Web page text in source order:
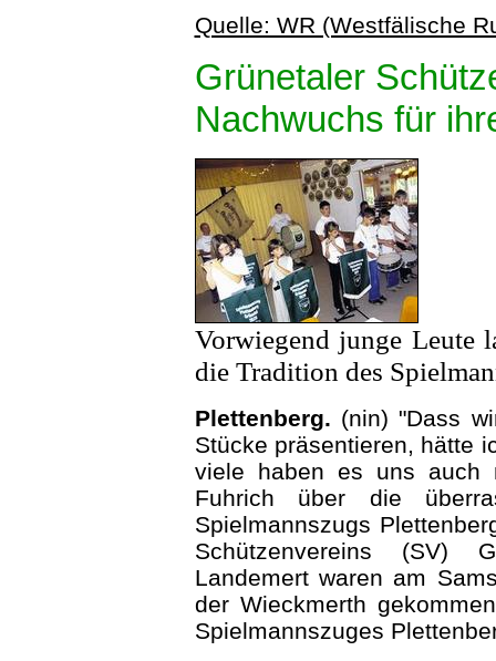
Quelle: WR (Westfälische
Grünetaler
Nachwuchs für
Vorwiegend junge Leute
die Tradition des
Plettenberg. (nin) "Dass
Stücke präsentieren, hätte
viele haben es uns auch
Fuhrich über die
Spielmannszugs
Schützenvereins (SV)
Landemert waren am
der Wieckmerth
Spielmannszuges